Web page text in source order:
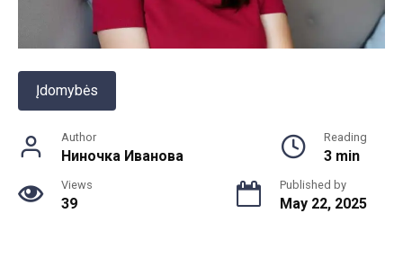
Įdomybės
Author
Ниночка Иванова
Reading
3 min
Views
39
Published by
May 22, 2025